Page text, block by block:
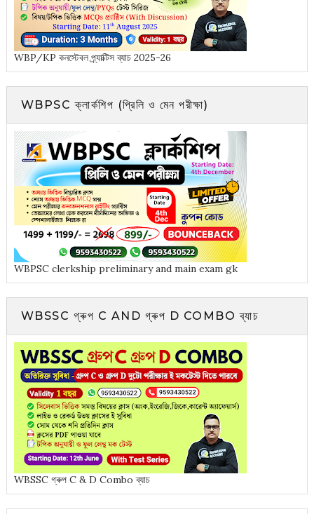
WBP/KP কনস্টেবল প্র্যাক্টিস ব্যাচ 2025-26
WBPSC ক্লার্কশিপ (প্রিলি ও মেন পরীক্ষা)
WBPSC clerkship preliminary and main exam gk
WBSSC গ্ৰুপ C AND গ্ৰুপ D COMBO ব্যাচ
WBSSC গ্ৰুপ C & D Combo ব্যাচ